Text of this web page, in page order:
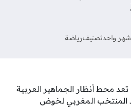
واحدتصنيفرياضة
محط أنظار الجماهير العربية
المنتخب المغربي لخوض